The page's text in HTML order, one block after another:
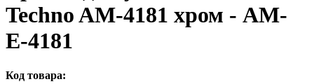
Techno AM-4181 хром - AM-
E-4181
Код товара: